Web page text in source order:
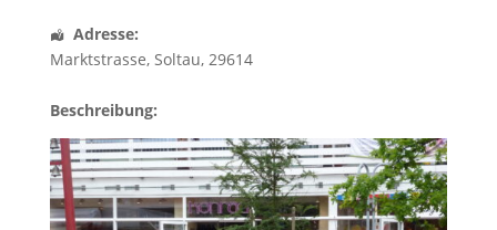
Adresse:
Marktstrasse, Soltau, 29614
Beschreibung: